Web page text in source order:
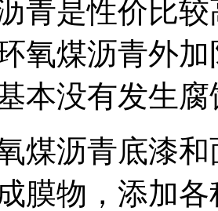
青是性价比
氧煤沥青外
本没有发生
煤沥青底漆
膜物，添加